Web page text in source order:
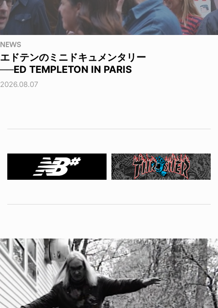
NEWS
エドテンのミニドキュメンタリー
──ED TEMPLETON IN PARIS
2026.08.07